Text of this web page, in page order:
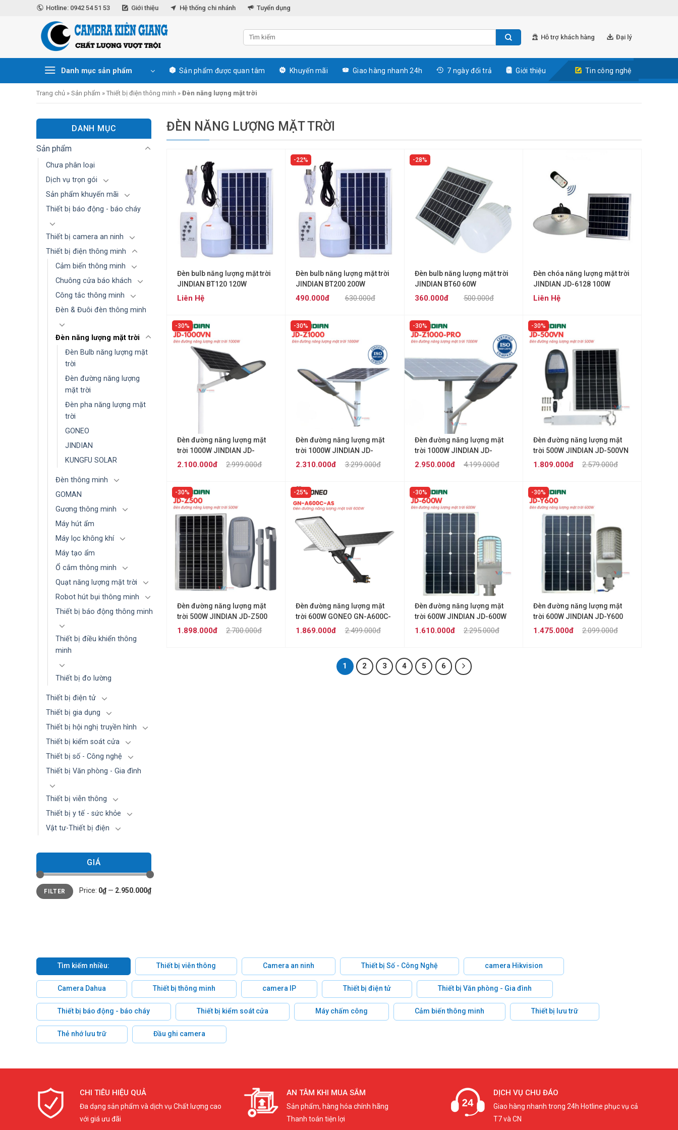
Hotline: 0942 54 51 53 Giới thiệu Hệ thống chi nhánh Tuyển dụng
Hỗ trợ khách hàng Đại lý
Danh mục sản phẩm Sản phẩm được quan tâm Khuyến mãi Giao hàng nhanh 24h 7 ngày đổi trả Giới thiệu Tin công nghệ
Trang chủ » Sản phẩm » Thiết bị điện thông minh » Đèn năng lượng mặt trời
DANH MỤC
Sản phẩm
Chưa phân loại
Dịch vụ trọn gói
Sản phẩm khuyến mãi
Thiết bị báo động - báo cháy
Thiết bị camera an ninh
Thiết bị điện thông minh
Cảm biến thông minh
Chuông cửa báo khách
Công tắc thông minh
Đèn & Đuôi đèn thông minh
Đèn năng lượng mặt trời
Đèn Bulb năng lượng mặt
trời
Đèn đường năng lượng
mặt trời
Đèn pha năng lượng mặt
trời
GONEO
JINDIAN
KUNGFU SOLAR
Đèn thông minh
GOMAN
Gương thông minh
Máy hút ẩm
Máy lọc không khí
Máy tạo ẩm
Ổ cắm thông minh
Quạt năng lượng mặt trời
Robot hút bụi thông minh
Thiết bị báo động thông minh
Thiết bị điều khiển thông
minh
Thiết bị đo lường
Thiết bị điện tử
Thiết bị gia dụng
Thiết bị hội nghị truyền hình
Thiết bị kiểm soát cửa
Thiết bị số - Công nghệ
Thiết bị Văn phòng - Gia đình
Thiết bị viễn thông
Thiết bị y tế - sức khỏe
Vật tư-Thiết bị điện
GIÁ
Min
price
Max
priceFILTER Price: 0₫ — 2.950.000₫
ĐÈN NĂNG LƯỢNG MẶT TRỜI
Đèn bulb năng lượng mặt trời
JINDIAN BT120 120W
Liên Hệ
22%
Đèn bulb năng lượng mặt trời
JINDIAN BT200 200W
630.000đ
490.000đ
28%
Đèn bulb năng lượng mặt trời
JINDIAN BT60 60W
500.000đ
360.000đ
Đèn chóa năng lượng mặt trời
JINDIAN JD-6128 100W
Liên Hệ
30%
Đèn đường năng lượng mặt
trời 1000W JINDIAN JD-
1000VN
2.999.000đ
2.100.000đ
30%
Đèn đường năng lượng mặt
trời 1000W JINDIAN JD-
Z1000
3.299.000đ
2.310.000đ
30%
Đèn đường năng lượng mặt
trời 1000W JINDIAN JD-
Z1000-PRO
4.199.000đ
2.950.000đ
30%
Đèn đường năng lượng mặt
trời 500W JINDIAN JD-500VN
2.579.000đ
1.809.000đ
30%
Đèn đường năng lượng mặt
trời 500W JINDIAN JD-Z500
2.700.000đ
1.898.000đ
25%
Đèn đường năng lượng mặt
trời 600W GONEO GN-A600C-
AS
2.499.000đ
1.869.000đ
30%
Đèn đường năng lượng mặt
trời 600W JINDIAN JD-600W
2.295.000đ
1.610.000đ
30%
Đèn đường năng lượng mặt
trời 600W JINDIAN JD-Y600
2.099.000đ
1.475.000đ
1 2 3 4 5 6
Tìm kiếm nhiều: Thiết bị viễn thông Camera an ninh Thiết bị Số - Công Nghệ camera Hikvision
Camera Dahua Thiết bị thông minh camera IP Thiết bị điện tử Thiết bị Văn phòng - Gia đình
Thiết bị báo động - báo cháy Thiết bị kiểm soát cửa Máy chấm công Cảm biến thông minh Thiết bị lưu trữ
Thẻ nhớ lưu trữ Đầu ghi camera
CHI TIÊU HIỆU QUẢ
Đa dạng sản phẩm và dịch vụ Chất lượng cao
với giá ưu đãi
AN TÂM KHI MUA SẮM
Sản phẩm, hàng hóa chính hãng
Thanh toán tiện lợi
DỊCH VỤ CHU ĐÁO
Giao hàng nhanh trong 24h Hotline phục vụ cả
T7 và CN